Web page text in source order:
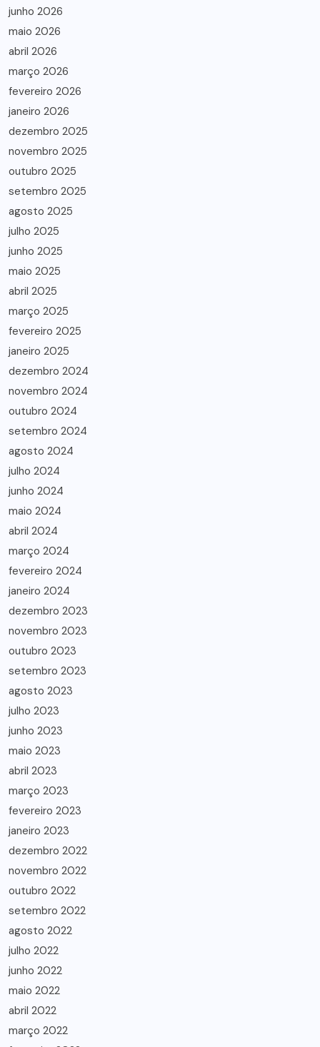
junho 2026
maio 2026
abril 2026
março 2026
fevereiro 2026
janeiro 2026
dezembro 2025
novembro 2025
outubro 2025
setembro 2025
agosto 2025
julho 2025
junho 2025
maio 2025
abril 2025
março 2025
fevereiro 2025
janeiro 2025
dezembro 2024
novembro 2024
outubro 2024
setembro 2024
agosto 2024
julho 2024
junho 2024
maio 2024
abril 2024
março 2024
fevereiro 2024
janeiro 2024
dezembro 2023
novembro 2023
outubro 2023
setembro 2023
agosto 2023
julho 2023
junho 2023
maio 2023
abril 2023
março 2023
fevereiro 2023
janeiro 2023
dezembro 2022
novembro 2022
outubro 2022
setembro 2022
agosto 2022
julho 2022
junho 2022
maio 2022
abril 2022
março 2022